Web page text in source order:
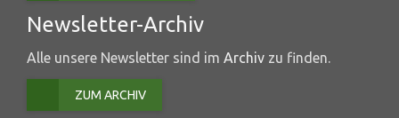
Newsletter-Archiv
Alle unsere Newsletter sind im Archiv zu finden.
ZUM ARCHIV